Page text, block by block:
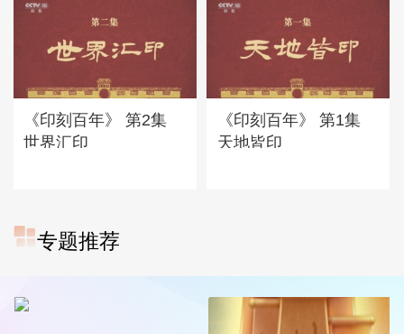
《印刻百年》 第2集
世界汇印
《印刻百年》 第1集
天地皆印
专题推荐